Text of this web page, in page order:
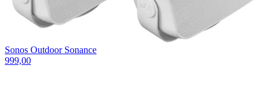
Sonos Outdoor Sonance
999,00